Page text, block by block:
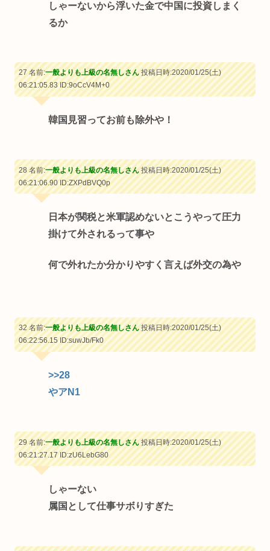
しゃーないから浮いた金で中国に投資しまく
るか
27 名前:一般よりも上級の名無しさん投稿日時:2020/01/25(土)
06:21:05.83ID:9oCcV4M+0
韓国見習ってお前も除外や！
28 名前:一般よりも上級の名無しさん投稿日時:2020/01/25(土)
06:21:06.90ID:ZXPdBVQ0p
日本が関税と米軍認めないとこうやって圧力
掛けて外されるって事や
何で外れたか分かりやすく言えば外交の為や
32 名前:一般よりも上級の名無しさん投稿日時:2020/01/25(土)
06:22:56.15ID:suwJb/Fk0
>>28
やアN1
29 名前:一般よりも上級の名無しさん投稿日時:2020/01/25(土)
06:21:27.17ID:zU6LebG80
しゃーない
属国として仕事サボりすぎた